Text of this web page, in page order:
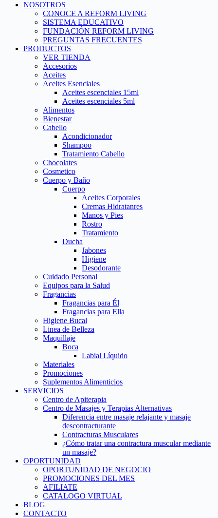
NOSOTROS
CONOCE A REFORM LIVING
SISTEMA EDUCATIVO
FUNDACIÓN REFORM LIVING
PREGUNTAS FRECUENTES
PRODUCTOS
VER TIENDA
Accesorios
Aceites
Aceites Esenciales
Aceites escenciales 15ml
Aceites escenciales 5ml
Alimentos
Bienestar
Cabello
Acondicionador
Shampoo
Tratamiento Cabello
Chocolates
Cosmetico
Cuerpo y Baño
Cuerpo
Aceites Corporales
Cremas Hidratanres
Manos y Pies
Rostro
Tratamiento
Ducha
Jabones
Higiene
Desodorante
Cuidado Personal
Equipos para la Salud
Fragancias
Fragancias para Él
Fragancias para Ella
Higiene Bucal
Linea de Belleza
Maquillaje
Boca
Labial Líquido
Materiales
Promociones
Suplementos Alimenticios
SERVICIOS
Centro de Apiterapia
Centro de Masajes y Terapias Alternativas
Diferencia entre masaje relajante y masaje
descontracturante
Contracturas Musculares
¿Cómo tratar una contractura muscular mediante
un masaje?
OPORTUNIDAD
OPORTUNIDAD DE NEGOCIO
PROMOCIONES DEL MES
AFILIATE
CATALOGO VIRTUAL
BLOG
CONTACTO